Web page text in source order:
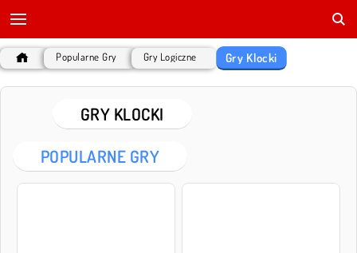
Popularne Gry Gry Logiczne Gry Klocki
GRY KLOCKI
POPULARNE GRY